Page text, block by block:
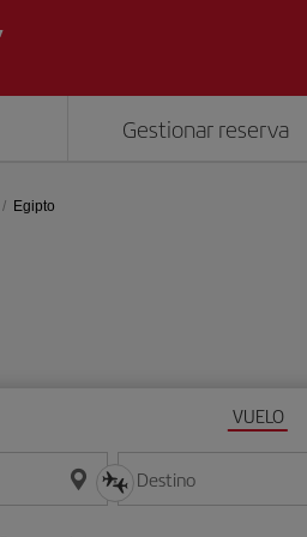
Gestionar reserva
Egipto
VUELO
Destino